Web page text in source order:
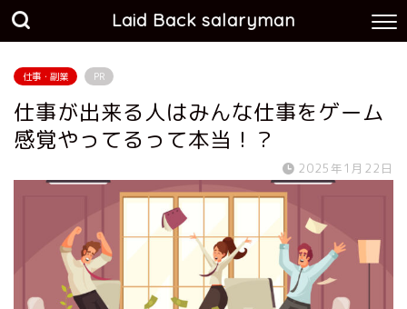
Laid Back salaryman
仕事・副業 PR
仕事が出来る人はみんな仕事をゲーム
感覚やってるって本当！？
2025年1月22日